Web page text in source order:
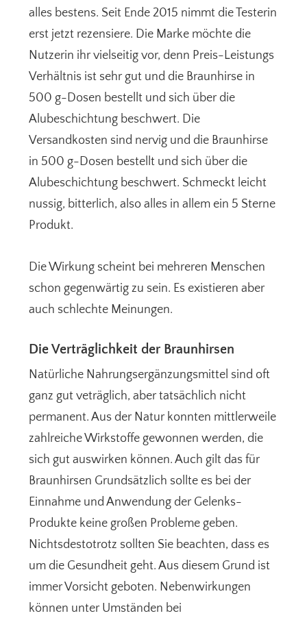
alles bestens. Seit Ende 2015 nimmt die Testerin
erst jetzt rezensiere. Die Marke möchte die
Nutzerin ihr vielseitig vor, denn Preis-Leistungs
Verhältnis ist sehr gut und die Braunhirse in
500 g-Dosen bestellt und sich über die
Alubeschichtung beschwert. Die
Versandkosten sind nervig und die Braunhirse
in 500 g-Dosen bestellt und sich über die
Alubeschichtung beschwert. Schmeckt leicht
nussig, bitterlich, also alles in allem ein 5 Sterne
Produkt.
Die Wirkung scheint bei mehreren Menschen
schon gegenwärtig zu sein. Es existieren aber
auch schlechte Meinungen.
Die Verträglichkeit der Braunhirsen
Natürliche Nahrungsergänzungsmittel sind oft
ganz gut veträglich, aber tatsächlich nicht
permanent. Aus der Natur konnten mittlerweile
zahlreiche Wirkstoffe gewonnen werden, die
sich gut auswirken können. Auch gilt das für
Braunhirsen Grundsätzlich sollte es bei der
Einnahme und Anwendung der Gelenks-
Produkte keine großen Probleme geben.
Nichtsdestotrotz sollten Sie beachten, dass es
um die Gesundheit geht. Aus diesem Grund ist
immer Vorsicht geboten. Nebenwirkungen
können unter Umständen bei